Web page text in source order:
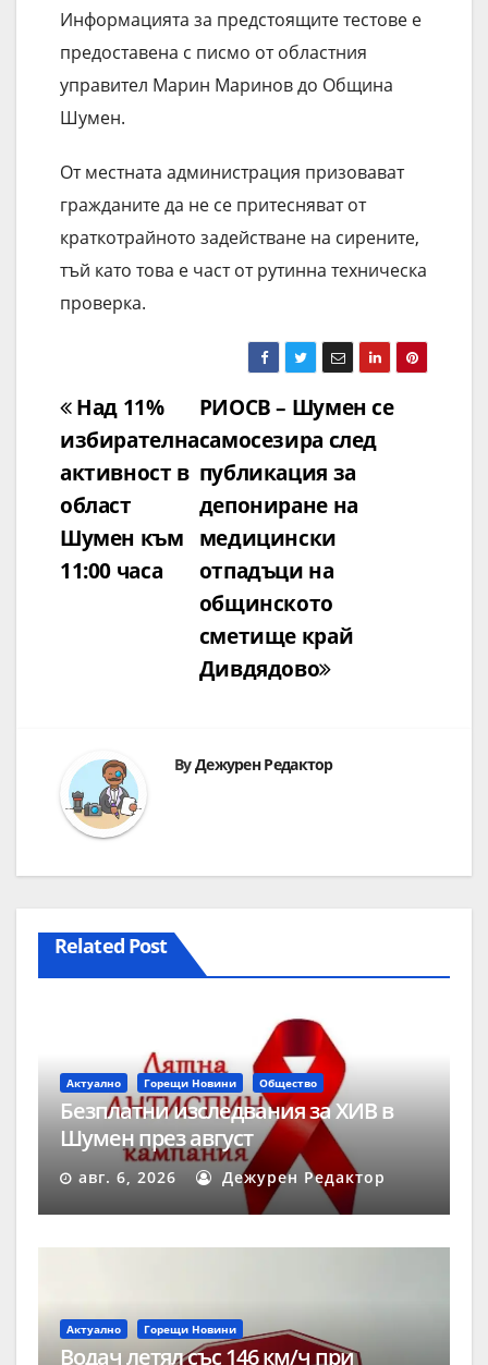
Информацията за предстоящите тестове е
предоставена с писмо от областния
управител Марин Маринов до Община
Шумен.
От местната администрация призовават
гражданите да не се притесняват от
краткотрайното задействане на сирените,
тъй като това е част от рутинна техническа
проверка.
НавигацияРИОСВ – Шумен се
самосезира след
публикация за
депониране на
медицински
отпадъци на
общинското
сметище край
Дивдядово
Над 11%
избирателна
активност в
област
Шумен към
11:00 часа
ByДежурен Редактор
Related Post
Актуално Горещи Новини Общество
Безплатни изследвания за ХИВ в
Шумен през август
авг. 6, 2026 Дежурен Редактор
Актуално Горещи Новини
Водач летял със 146 км/ч при